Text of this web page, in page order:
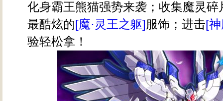
化身霸王熊猫强势来袭；收集魔灵碎
最酷炫的[魔·灵王之躯] 服饰；进击[
验轻松拿！